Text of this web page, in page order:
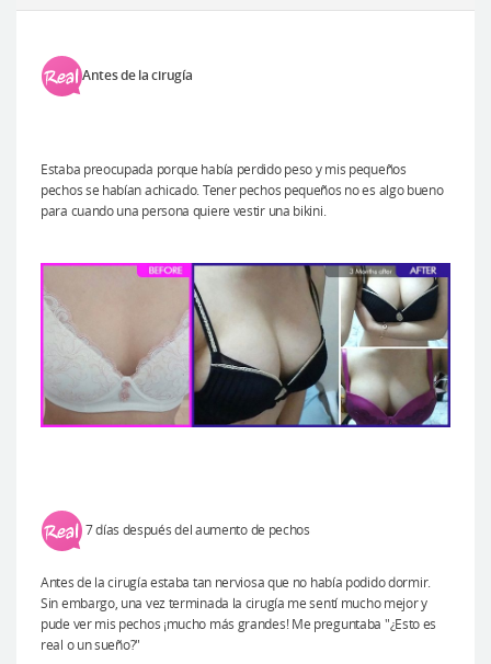
Antes de la cirugía
Estaba preocupada porque había perdido peso y mis pequeños
pechos se habían achicado. Tener pechos pequeños no es algo bueno
para cuando una persona quiere vestir una bikini.
7 días después del aumento de pechos
Antes de la cirugía estaba tan nerviosa que no había podido dormir.
Sin embargo, una vez terminada la cirugía me sentí mucho mejor y
pude ver mis pechos ¡mucho más grandes! Me preguntaba "¿Esto es
real o un sueño?"